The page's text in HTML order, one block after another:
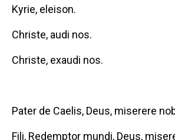
Kyrie, eleison.
Christe, audi nos.
Christe, exaudi nos.
Pater de Caelis, Deus, miserere
Fili, Redemptor mundi, Deus,